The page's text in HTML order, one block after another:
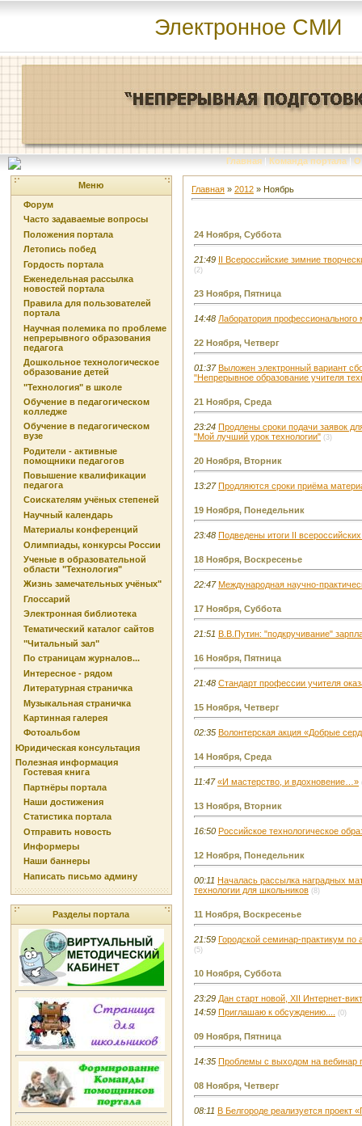
Электронное СМИ
Главная | Команда портала | О
Меню
Форум
Часто задаваемые вопросы
Положения портала
Летопись побед
Гордость портала
Еженедельная рассылка
новостей портала
Правила для пользователей
портала
Научная полемика по проблеме
непрерывного образования
педагога
Дошкольное технологическое
образование детей
"Технология" в школе
Обучение в педагогическом
колледже
Обучение в педагогическом
вузе
Родители - активные
помощники педагогов
Повышение квалификации
педагога
Соискателям учёных степеней
Научный календарь
Материалы конференций
Олимпиады, конкурсы России
Ученые в образовательной
области "Технология"
Жизнь замечательных учёных"
Глоссарий
Электронная библиотека
Тематический каталог сайтов
"Читальный зал"
По страницам журналов...
Интересное - рядом
Литературная страничка
Музыкальная страничка
Картинная галерея
Фотоальбом
Юридическая консультация
Полезная информация
Гостевая книга
Партнёры портала
Наши достижения
Статистика портала
Отправить новость
Информеры
Наши баннеры
Написать письмо админу
Разделы портала
Главная » 2012 » Ноябрь
24 Ноября, Суббота
21:49 II Всероссийские зимние
(2)
23 Ноября, Пятница
14:48 Лаборатория профессионального
22 Ноября, Четверг
01:37 Выложен электронный вариант
"Непрерывное образование учителя
21 Ноября, Среда
23:24 Продлены сроки подачи заявок
"Мой лучший урок технологии" (3)
20 Ноября, Вторник
13:27 Продляются сроки приёма
19 Ноября, Понедельник
23:48 Подведены итоги II
18 Ноября, Воскресенье
22:47 Международная научно-
17 Ноября, Суббота
21:51 В.В.Путин: "подкручивание"
16 Ноября, Пятница
21:48 Стандарт профессии учителя
15 Ноября, Четверг
02:35 Волонтерская акция «Добрые
14 Ноября, Среда
11:47 «И мастерство, и вдохновение…»
13 Ноября, Вторник
16:50 Российское технологическое
12 Ноября, Понедельник
00:11 Началась рассылка наградных
технологии для школьников (8)
11 Ноября, Воскресенье
21:59 Городской семинар-практикум
(5)
10 Ноября, Суббота
23:29 Дан старт новой, XII Интернет-
14:59 Приглашаю к обсуждению.... (0)
09 Ноября, Пятница
14:35 Проблемы с выходом на вебинар
08 Ноября, Четверг
08:11 В Белгороде реализуется проект